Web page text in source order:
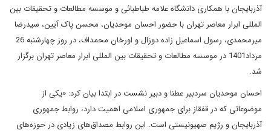
آذربایجان با همکاری دانشگاه علامه طباطبائی و موسسه مطالعات و تحقیقات بین
المللی ابرار معاصر تهران با حضور احسان موحدیان، محسن پاک آیین، سیدرضا
میرمحمدی، رسول اسماعیل زاده دوزال و اورخان محمداف، در روز چهارشنبه 26
مرداد1401 در موسسه مطالعات و تحقیقات بین المللی ابرار معاصر تهران برگزار
شد.
احسان موحدیان سردبیر عطنا و دبیر نشست در ابتدا بیان کرد: «یکی از
موضوعاتی که در قفقاز برای جمهوری اسلامی اهمیت دارد، روابط جمهوری
آذربایجان و رژیم صهیونیستی است. این روابط مصداق‌های زیادی در حوزه‌های